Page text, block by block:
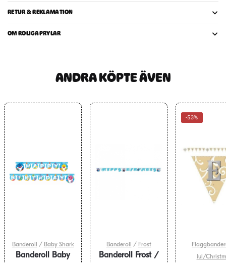
RETUR & REKLAMATION
OM ROLIGAPRYLAR
ANDRA KÖPTE ÄVEN
Banderoll / Baby Shark
Banderoll Baby
Banderoll / Frost
Banderoll Frost /
-53%
Jul/